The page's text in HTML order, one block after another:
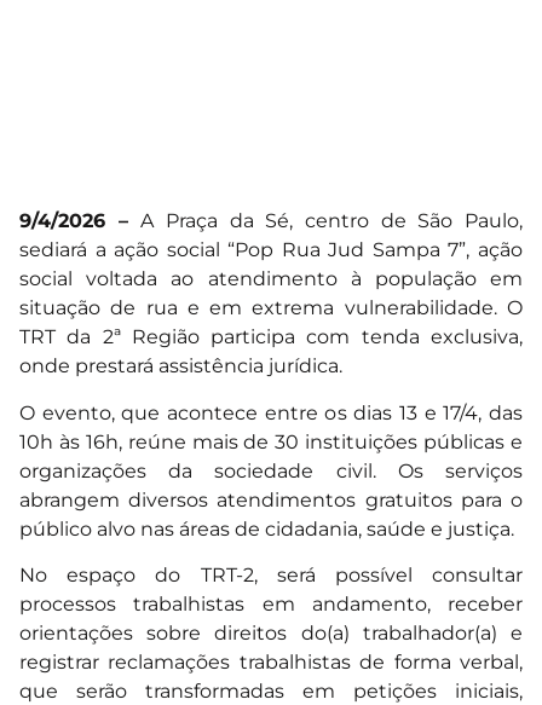
9/4/2026 –A Praça da Sé, centro de São Paulo,
sediará a ação social “Pop Rua Jud Sampa 7”, ação
social voltada ao atendimento à população em
situação de rua e em extrema vulnerabilidade. O
TRT da 2ª Região participa com tenda exclusiva,
onde prestará assistência jurídica.
O evento, que acontece entre os dias 13 e 17/4, das
10h às 16h, reúne mais de 30 instituições públicas e
organizações da sociedade civil. Os serviços
abrangem diversos atendimentos gratuitos para o
público alvo nas áreas de cidadania, saúde e justiça.
No espaço do TRT-2, será possível consultar
processos trabalhistas em andamento, receber
orientações sobre direitos do(a) trabalhador(a) e
registrar reclamações trabalhistas de forma verbal,
que serão transformadas em petições iniciais,